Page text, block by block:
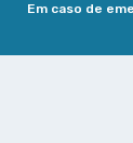
Em caso de